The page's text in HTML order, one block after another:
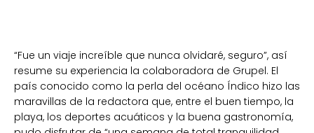
“Fue un viaje increíble que nunca olvidaré, seguro”, así
resume su experiencia la colaboradora de Grupel. El
país conocido como la perla del océano Índico hizo las
maravillas de la redactora que, entre el buen tiempo, la
playa, los deportes acuáticos y la buena gastronomía,